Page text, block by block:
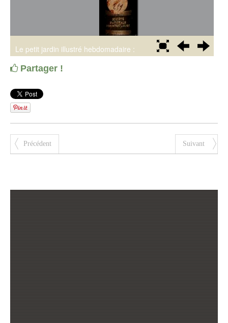
Partager !
Précédent Suivant